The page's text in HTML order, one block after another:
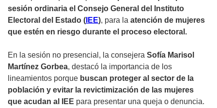
sesión ordinaria el Consejo General del Instituto
Electoral del Estado ( IEE), para la atención de mujeres
que estén en riesgo durante el proceso electoral.
En la sesión no presencial, la consejera Sofía Marisol
Martínez Gorbea, destacó la importancia de los
lineamientos porque buscan proteger al sector de la
población y evitar la revictimización de las mujeres
que acudan al IEE para presentar una queja o denuncia.